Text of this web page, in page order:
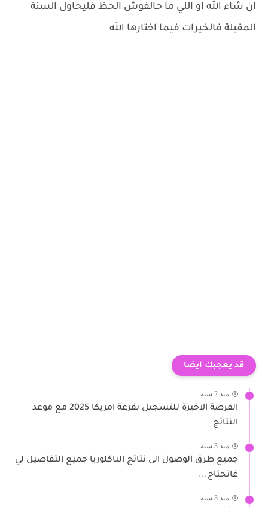
ان شاء الله او اللي ما حالفوش الحظ فليحاول السنة
المقبلة فالخيرات فيما اختارها الله
قد يعجبك ايضا
منذ 2 سنة
الفرصة الاخيرة للتسجيل بقرعة امريكا 2025 مع موعد
النتائج
منذ 3 سنة
جميع طرق الوصول الى نتائج الباكلوريا جميع التفاصيل لي
غاتحتاج...
منذ 3 سنة